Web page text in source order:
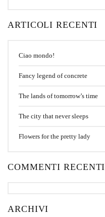
ARTICOLI RECENTI
Ciao mondo!
Fancy legend of concrete
The lands of tomorrow’s time
The city that never sleeps
Flowers for the pretty lady
COMMENTI RECENTI
ARCHIVI